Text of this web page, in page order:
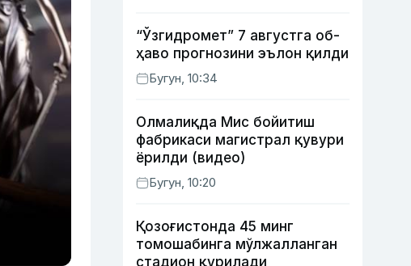
“Ўзгидромет” 7 августга об-
ҳаво прогнозини эълон қилди
Бугун, 10:34
Олмалиқда Мис бойитиш
фабрикаси магистрал қувури
ёрилди (видео)
Бугун, 10:20
Қозоғистонда 45 минг
томошабинга мўлжалланган
стадион қурилади